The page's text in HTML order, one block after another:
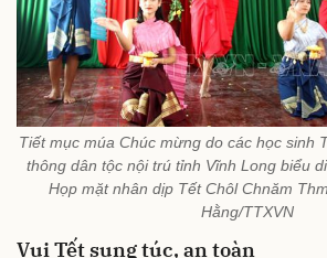
Tiết mục múa Chúc mừng do các học sinh
thông dân tộc nội trú tỉnh Vĩnh Long biểu
Họp mặt nhân dịp Tết Chôl Chnăm
Hằng/TTXVN
Vui Tết sung túc, an toàn